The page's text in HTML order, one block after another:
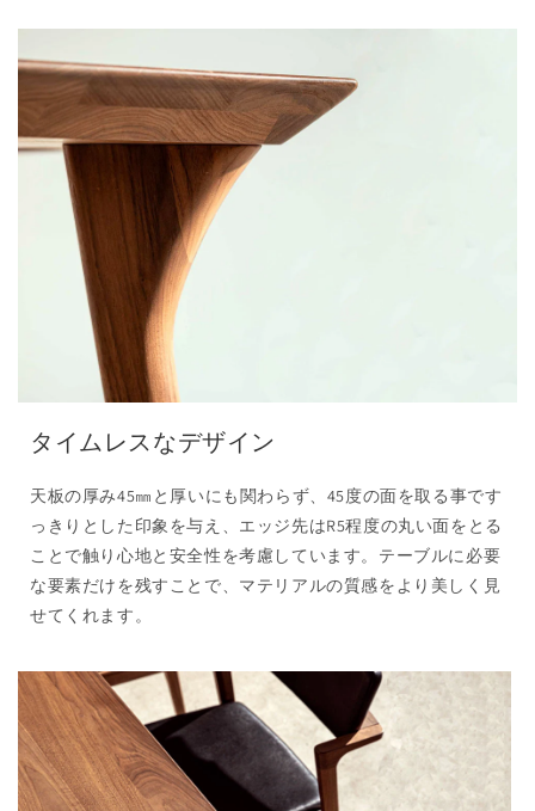
タイムレスなデザイン
天板の厚み45㎜と厚いにも関わらず、45度の面を取る事です
っきりとした印象を与え、エッジ先はR5程度の丸い面をとる
ことで触り心地と安全性を考慮しています。テーブルに必要
な要素だけを残すことで、マテリアルの質感をより美しく見
せてくれます。